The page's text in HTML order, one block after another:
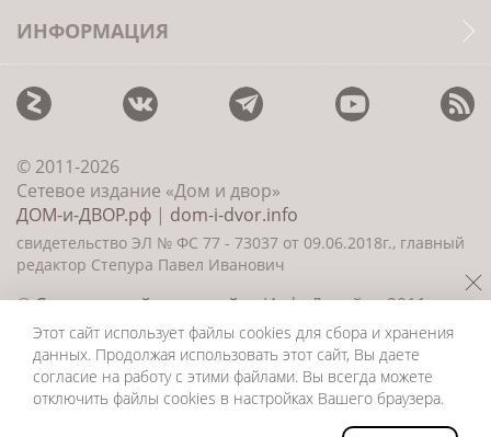
ИНФОРМАЦИЯ
© 2011-2026
Сетевое издание «Дом и двор»
ДОМ-и-ДВОР.рф | dom-i-dvor.info
свидетельство ЭЛ № ФС 77 - 73037 от 09.06.2018г., главный
редактор Степура Павел Иванович
©Создание сайта и дизайн«ИнфоДизайн» 2011—
2026
Этот сайт использует файлы cookies для сбора и хранения
данных. Продолжая использовать этот сайт, Вы даете
согласие на работу с этими файлами. Вы всегда можете
отключить файлы cookies в настройках Вашего браузера.